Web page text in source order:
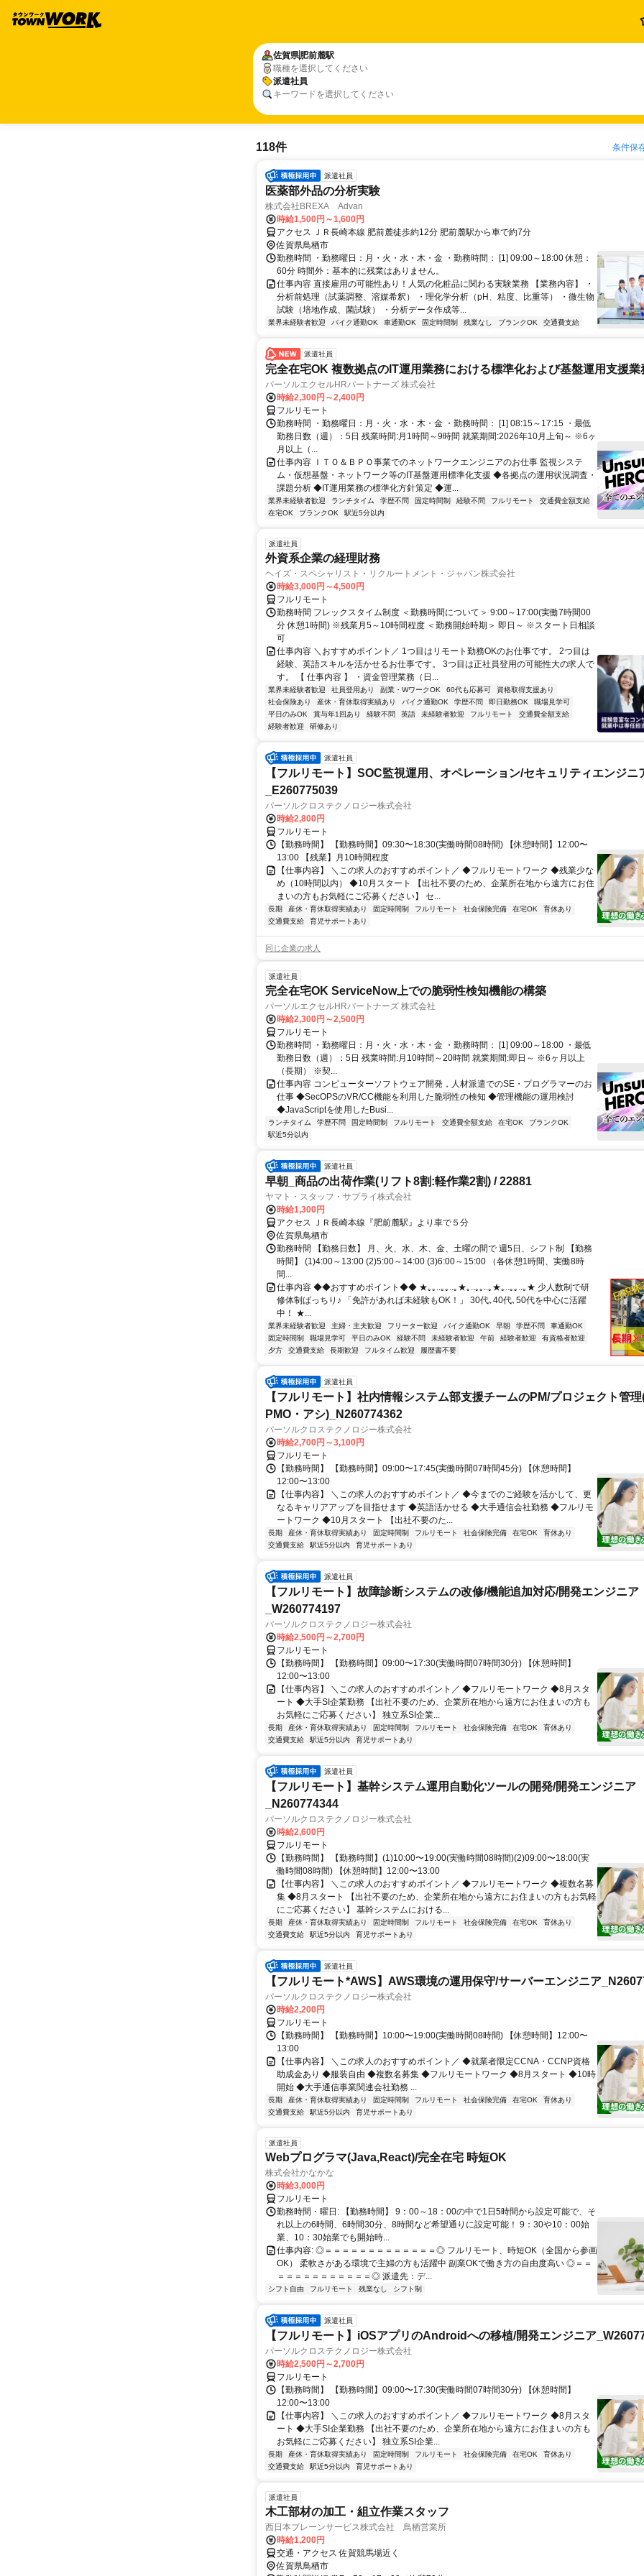
佐賀県肥前麓駅
職種を選択してください
派遣社員
キーワードを選択してください
118件 条件保
派遣社員
医薬部外品の分析実験
株式会社BREXA Advan
時給1,500円～1,600円
アクセス ＪＲ長崎本線 肥前麓徒歩約12分 肥前麓駅から車で約7分
佐賀県鳥栖市
勤務時間 ・勤務曜日：月・火・水・木・金 ・勤務時間： [1] 09:00～18:00 休憩：
60分 時間外：基本的に残業はありません。
仕事内容 直接雇用の可能性あり！人気の化粧品に関わる実験業務 【業務内容】 ・
分析前処理（試薬調整、溶媒希釈） ・理化学分析（pH、粘度、比重等） ・微生物
試験（培地作成、菌試験） ・分析データ作成等...
業界未経験者歓迎 バイク通勤OK 車通勤OK 固定時間制 残業なし ブランクOK 交通費支給
派遣社員
完全在宅OK 複数拠点のIT運用業務における標準化および基盤運用支援業
パーソルエクセルHRパートナーズ 株式会社
時給2,300円～2,400円
フルリモート
勤務時間 ・勤務曜日：月・火・水・木・金 ・勤務時間： [1] 08:15～17:15 ・最低
勤務日数（週）：5日 残業時間:月1時間～9時間 就業期間:2026年10月上旬～ ※6ヶ
月以上（...
仕事内容 ＩＴＯ＆ＢＰＯ事業でのネットワークエンジニアのお仕事 監視システ
ム・仮想基盤・ネットワーク等のIT基盤運用標準化支援 ◆各拠点の運用状況調査・
課題分析 ◆IT運用業務の標準化方針策定 ◆運...
業界未経験者歓迎 ランチタイム 学歴不問 固定時間制 経験不問 フルリモート
交通費全額支給
在宅OK
ブランクOK 駅近5分以内
派遣社員
外資系企業の経理財務
ヘイズ・スペシャリスト・リクルートメント・ジャパン株式会社
時給3,000円～4,500円
フルリモート
勤務時間 フレックスタイム制度 ＜勤務時間について＞ 9:00～17:00(実働7時間00
分 休憩1時間) ※残業月5～10時間程度 ＜勤務開始時期＞ 即日～ ※スタート日相談
可
仕事内容 ＼おすすめポイント／ 1つ目はリモート勤務OKのお仕事です。 2つ目は
経験、英語スキルを活かせるお仕事です。 3つ目は正社員登用の可能性大の求人で
す。 【 仕事内容 】 ・資金管理業務（日...
業界未経験者歓迎 社員登用あり 副業・WワークOK 60代も応募可
資格取得支援あり
社会保険あり
産休・育休取得実績あり バイク通勤OK 学歴不問 即日勤務OK
職場見学可
平日のみOK
賞与年1回あり 経験不問 英語 未経験者歓迎 フルリモート
交通費全額支給
経験者歓迎
研修あり
派遣社員
【フルリモート】SOC監視運用、オペレーション/セキュリティエンジニ
_E260775039
パーソルクロステクノロジー株式会社
時給2,800円
フルリモート
【勤務時間】 【勤務時間】09:30〜18:30(実働時間08時間) 【休憩時間】12:00〜
13:00 【残業】月10時間程度
【仕事内容】 ＼この求人のおすすめポイント／ ◆フルリモートワーク ◆残業少な
め（10時間以内） ◆10月スタート 【出社不要のため、企業所在地から遠方にお住
まいの方もお気軽にご応募ください】 セ...
長期 産休・育休取得実績あり 固定時間制 フルリモート 社会保険完備 在宅OK
育休あり
交通費支給
育児サポートあり
同じ企業の求人
派遣社員
完全在宅OK ServiceNow上での脆弱性検知機能の構築
パーソルエクセルHRパートナーズ 株式会社
時給2,300円～2,500円
フルリモート
勤務時間 ・勤務曜日：月・火・水・木・金 ・勤務時間： [1] 09:00～18:00 ・最低
勤務日数（週）：5日 残業時間:月10時間～20時間 就業期間:即日～ ※6ヶ月以上
（長期） ※契...
仕事内容 コンピューターソフトウェア開発，人材派遣でのSE・プログラマーのお
仕事 ◆SecOPSのVR/CC機能を利用した脆弱性の検知 ◆管理機能の運用検討
◆JavaScriptを使用したBusi...
ランチタイム 学歴不問 固定時間制 フルリモート 交通費全額支給 在宅OK
ブランクOK
駅近5分以内
派遣社員
早朝_商品の出荷作業(リフト8割:軽作業2割) / 22881
ヤマト・スタッフ・サプライ株式会社
時給1,300円
アクセス ＪＲ長崎本線『肥前麓駅』より車で５分
佐賀県鳥栖市
勤務時間 【勤務日数】 月、火、水、木、金、土曜の間で 週5日、シフト制 【勤務
時間】 (1)4:00～13:00 (2)5:00～14:00 (3)6:00～15:00 （各休憩1時間、実働8時
間...
仕事内容 ◆◆おすすめポイント◆◆ ★｡｡..｡｡..｡★｡..｡｡..｡★｡..｡｡..｡★ 少人数制で研
修体制ばっちり♪ 「免許があれば未経験もOK！」 30代､40代､50代を中心に活躍
中！ ★...
業界未経験者歓迎 主婦・主夫歓迎 フリーター歓迎 バイク通勤OK 早朝 学歴不問
車通勤OK
固定時間制
職場見学可 平日のみOK 経験不問 未経験者歓迎 午前 経験者歓迎
有資格者歓迎
夕方
交通費支給 長期歓迎 フルタイム歓迎 履歴書不要
派遣社員
【フルリモート】社内情報システム部支援チームのPM/プロジェクト管
PMO・アシ)_N260774362
パーソルクロステクノロジー株式会社
時給2,700円～3,100円
フルリモート
【勤務時間】 【勤務時間】09:00〜17:45(実働時間07時間45分) 【休憩時間】
12:00〜13:00
【仕事内容】 ＼この求人のおすすめポイント／ ◆今までのご経験を活かして、更
なるキャリアアップを目指せます ◆英語活かせる ◆大手通信会社勤務 ◆フルリモ
ートワーク ◆10月スタート 【出社不要のた...
長期 産休・育休取得実績あり 固定時間制 フルリモート 社会保険完備 在宅OK
育休あり
交通費支給
駅近5分以内 育児サポートあり
派遣社員
【フルリモート】故障診断システムの改修/機能追加対応/開発エンジニア
_W260774197
パーソルクロステクノロジー株式会社
時給2,500円～2,700円
フルリモート
【勤務時間】 【勤務時間】09:00〜17:30(実働時間07時間30分) 【休憩時間】
12:00〜13:00
【仕事内容】 ＼この求人のおすすめポイント／ ◆フルリモートワーク ◆8月スタ
ート ◆大手SI企業勤務 【出社不要のため、企業所在地から遠方にお住まいの方も
お気軽にご応募ください】 独立系SI企業...
長期 産休・育休取得実績あり 固定時間制 フルリモート 社会保険完備 在宅OK
育休あり
交通費支給
駅近5分以内 育児サポートあり
派遣社員
【フルリモート】基幹システム運用自動化ツールの開発/開発エンジニア
_N260774344
パーソルクロステクノロジー株式会社
時給2,600円
フルリモート
【勤務時間】 【勤務時間】(1)10:00〜19:00(実働時間08時間)(2)09:00〜18:00(実
働時間08時間) 【休憩時間】12:00〜13:00
【仕事内容】 ＼この求人のおすすめポイント／ ◆フルリモートワーク ◆複数名募
集 ◆8月スタート 【出社不要のため、企業所在地から遠方にお住まいの方もお気軽
にご応募ください】 基幹システムにおける...
長期 産休・育休取得実績あり 固定時間制 フルリモート 社会保険完備 在宅OK
育休あり
交通費支給
駅近5分以内 育児サポートあり
派遣社員
【フルリモート*AWS】AWS環境の運用保守/サーバーエンジニア
パーソルクロステクノロジー株式会社
時給2,200円
フルリモート
【勤務時間】 【勤務時間】10:00〜19:00(実働時間08時間) 【休憩時間】12:00〜
13:00
【仕事内容】 ＼この求人のおすすめポイント／ ◆就業者限定CCNA・CCNP資格
助成金あり ◆服装自由 ◆複数名募集 ◆フルリモートワーク ◆8月スタート ◆10時
開始 ◆大手通信事業関連会社勤務 ...
長期 産休・育休取得実績あり 固定時間制 フルリモート 社会保険完備 在宅OK
育休あり
交通費支給
駅近5分以内 育児サポートあり
派遣社員
Webプログラマ(Java,React)/完全在宅 時短OK
株式会社かなかな
時給3,000円
フルリモート
勤務時間・曜日: 【勤務時間】 9：00～18：00の中で1日5時間から設定可能で、そ
れ以上の6時間、6時間30分、8時間など希望通りに設定可能！ 9：30や10：00始
業、10：30始業でも開始時...
仕事内容: ◎＝＝＝＝＝＝＝＝＝＝＝＝＝◎ フルリモート、時短OK（全国から参画
OK） 柔軟さがある環境で主婦の方も活躍中 副業OKで働き方の自由度高い ◎＝＝
＝＝＝＝＝＝＝＝＝＝＝◎ 派遣先：デ...
シフト自由 フルリモート 残業なし シフト制
派遣社員
【フルリモート】iOSアプリのAndroidへの移植/開発エンジニア
パーソルクロステクノロジー株式会社
時給2,500円～2,700円
フルリモート
【勤務時間】 【勤務時間】09:00〜17:30(実働時間07時間30分) 【休憩時間】
12:00〜13:00
【仕事内容】 ＼この求人のおすすめポイント／ ◆フルリモートワーク ◆8月スタ
ート ◆大手SI企業勤務 【出社不要のため、企業所在地から遠方にお住まいの方も
お気軽にご応募ください】 独立系SI企業...
長期 産休・育休取得実績あり 固定時間制 フルリモート 社会保険完備 在宅OK
育休あり
交通費支給
駅近5分以内 育児サポートあり
派遣社員
木工部材の加工・組立作業スタッフ
西日本ブレーンサービス株式会社 鳥栖営業所
時給1,200円
交通・アクセス 佐賀競馬場近く
佐賀県鳥栖市